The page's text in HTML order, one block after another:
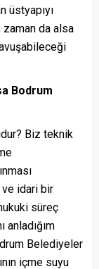
üstyapıyı
zaman da alsa
Bodrum
Biz teknik
ve idari bir
süreç
anladığım
Belediyeler
içme suyu